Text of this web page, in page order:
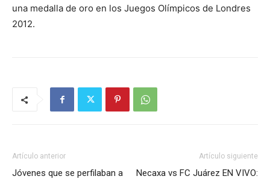
una medalla de oro en los Juegos Olímpicos de Londres
2012.
Artículo anterior
Jóvenes que se perfilaban a
Artículo siguiente
Necaxa vs FC Juárez EN VIVO: